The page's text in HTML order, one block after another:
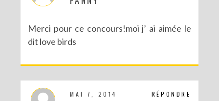
Merci pour ce concours!moi j’ ai aimée le
dit love birds
RÉPONDRE
MAI 7, 2014